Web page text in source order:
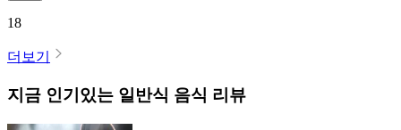
18
더보기
지금 인기있는 일반식 음식 리뷰